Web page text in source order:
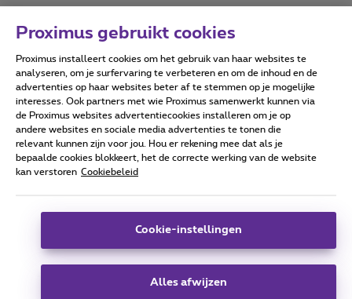
Forumvoorwaarden Accessibility statement
Alle rechten voorbehouden. © Proximus
Algemene voorwaarden, consumenteninfo
Deze website is gecreëerd en wordt beheerd conform het
Koning Albert II-laan 27 - B-1030 Brussel.
Proximus gebruikt cookies
Proximus installeert cookies om het gebruik van haar websites te
analyseren, om je surfervaring te verbeteren en om de inhoud en de
advertenties op haar websites beter af te stemmen op je mogelijke
interesses. Ook partners met wie Proximus samenwerkt kunnen via
de Proximus websites advertentiecookies installeren om je op
andere websites en sociale media advertenties te tonen die
relevant kunnen zijn voor jou. Hou er rekening mee dat als je
bepaalde cookies blokkeert, het de correcte werking van de website
kan verstoren Cookiebeleid
Cookie-instellingen
Alles afwijzen